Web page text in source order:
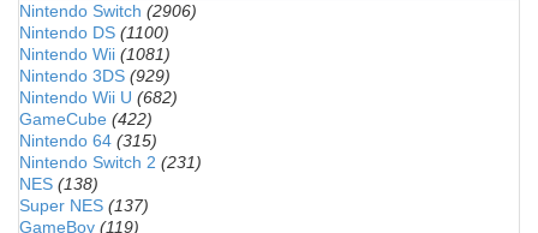
Nintendo Switch (2906)
Nintendo DS (1100)
Nintendo Wii (1081)
Nintendo 3DS (929)
Nintendo Wii U (682)
GameCube (422)
Nintendo 64 (315)
Nintendo Switch 2 (231)
NES (138)
Super NES (137)
GameBoy (119)